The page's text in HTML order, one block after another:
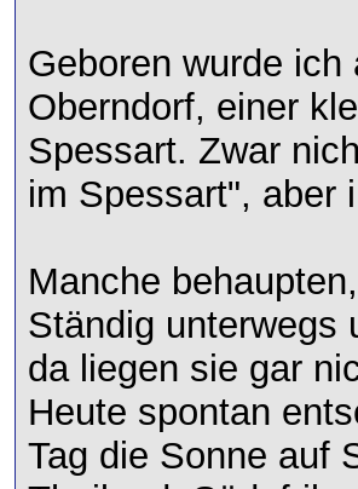
Geboren wurde
Oberndorf, einer
Spessart. Zwar
im Spessart", aber
Manche
Ständig unterwegs
da liegen sie gar
Heute spontan
Tag die Sonne auf